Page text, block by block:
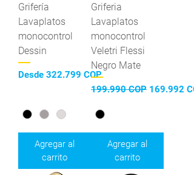
Grifería
Lavaplatos
monocontrol
Dessin
Desde 322.799 COP
Precio de oferta
Agregar al
carrito
Griferia
Lavaplatos
monocontrol
Veletri Flessi
Negro Mate
Precio
199.990 COP Precio de
169.992
Agregar al
carrito